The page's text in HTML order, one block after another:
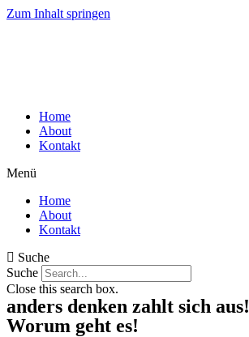
Zum Inhalt springen
Home
About
Kontakt
Menü
Home
About
Kontakt
Suche
Suche
Close this search box.
anders denken zahlt sich aus!
Worum geht es!